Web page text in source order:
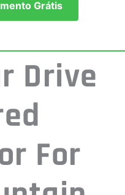
Grátis
Drive
For